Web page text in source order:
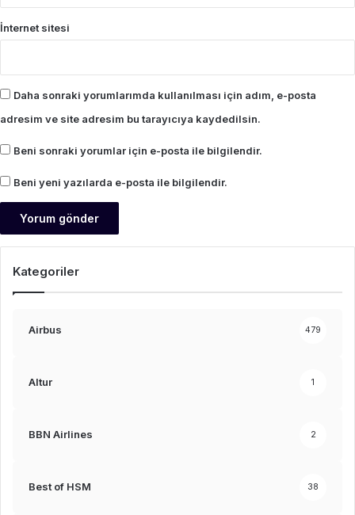
İnternet sitesi
Daha sonraki yorumlarımda kullanılması için adım, e-posta
adresim ve site adresim bu tarayıcıya kaydedilsin.
Beni sonraki yorumlar için e-posta ile bilgilendir.
Beni yeni yazılarda e-posta ile bilgilendir.
Kategoriler
Airbus 479
Altur 1
BBN Airlines 2
Best of HSM 38